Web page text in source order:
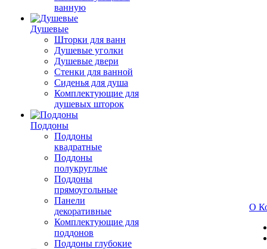
ванную
Душевые
Шторки для ванн
Душевые уголки
Душевые двери
Стенки для ванной
Сиденья для душа
Комплектующие для
душевых шторок
Поддоны
Поддоны
квадратные
Поддоны
полукруглые
Поддоны
прямоугольные
Панели
декоративные
Комплектующие для
поддонов
Поддоны глубокие
О